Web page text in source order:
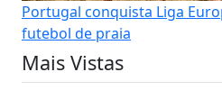
Portugal conquista Liga
futebol de praia
Mais Vistas